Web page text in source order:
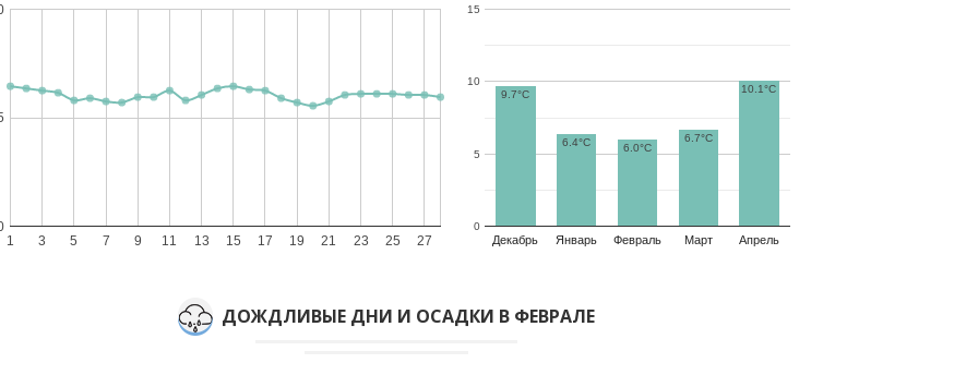
1 3 5 7 9 11 13 15 17 19 21 23 25 27 Декабрь Январь Февраль Март Апрель
0
5
10
15
9.7°C
6.4°C 6.0°C
6.7°C
10.1°C
ДОЖДЛИВЫЕ ДНИ И ОСАДКИ В ФЕВРАЛЕ